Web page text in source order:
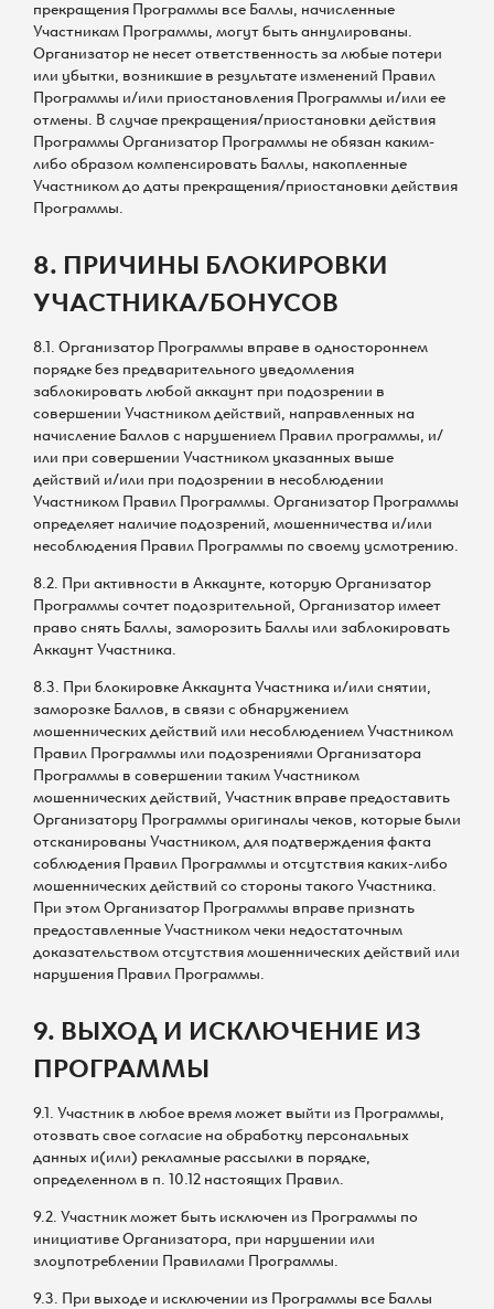
прекращения Программы все Баллы, начисленные
Участникам Программы, могут быть аннулированы.
Организатор не несет ответственность за любые потери
или убытки, возникшие в результате изменений Правил
Программы и/или приостановления Программы и/или ее
отмены. В случае прекращения/приостановки действия
Программы Организатор Программы не обязан каким-
либо образом компенсировать Баллы, накопленные
Участником до даты прекращения/приостановки действия
Программы.
8. ПРИЧИНЫ БЛОКИРОВКИ
УЧАСТНИКА/БОНУСОВ
8.1. Организатор Программы вправе в одностороннем
порядке без предварительного уведомления
заблокировать любой аккаунт при подозрении в
совершении Участником действий, направленных на
начисление Баллов с нарушением Правил программы, и/
или при совершении Участником указанных выше
действий и/или при подозрении в несоблюдении
Участником Правил Программы. Организатор Программы
определяет наличие подозрений, мошенничества и/или
несоблюдения Правил Программы по своему усмотрению.
8.2. При активности в Аккаунте, которую Организатор
Программы сочтет подозрительной, Организатор имеет
право снять Баллы, заморозить Баллы или заблокировать
Аккаунт Участника.
8.3. При блокировке Аккаунта Участника и/или снятии,
заморозке Баллов, в связи с обнаружением
мошеннических действий или несоблюдением Участником
Правил Программы или подозрениями Организатора
Программы в совершении таким Участником
мошеннических действий, Участник вправе предоставить
Организатору Программы оригиналы чеков, которые были
отсканированы Участником, для подтверждения факта
соблюдения Правил Программы и отсутствия каких-либо
мошеннических действий со стороны такого Участника.
При этом Организатор Программы вправе признать
предоставленные Участником чеки недостаточным
доказательством отсутствия мошеннических действий или
нарушения Правил Программы.
9. ВЫХОД И ИСКЛЮЧЕНИЕ ИЗ
ПРОГРАММЫ
9.1. Участник в любое время может выйти из Программы,
отозвать свое согласие на обработку персональных
данных и(или) рекламные рассылки в порядке,
определенном в п. 10.12 настоящих Правил.
9.2. Участник может быть исключен из Программы по
инициативе Организатора, при нарушении или
злоупотреблении Правилами Программы.
9.3. При выходе и исключении из Программы все Баллы